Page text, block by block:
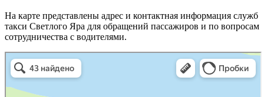
На карте представлены адрес и контактная информация служб
такси Светлого Яра для обращений пассажиров и по вопросам
сотрудничества с водителями.